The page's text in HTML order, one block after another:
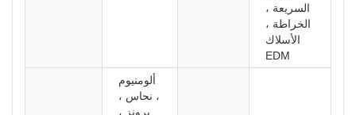
السريعة ،
الخراطة ،
الأسلاك
EDM
ألومنيوم
، نحاس ،
برونز ،